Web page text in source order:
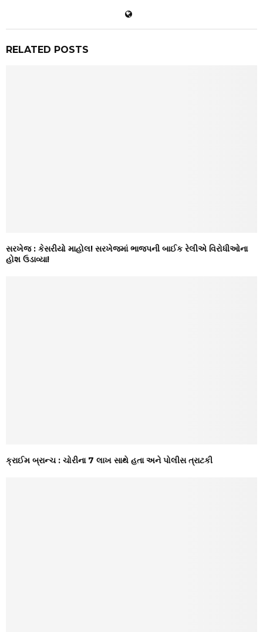
RELATED POSTS
સરખેજ : કેસરીયો માહોલ! સરખેજમાં ભાજપની બાઈક રેલીએ વિરોધીઓના
હોશ ઉડાવ્યા!
ક્રાઈમ બ્રાન્ચ : ચોરીના 7 લાખ સાથે હતા અને પોલીસ ત્રાટકી